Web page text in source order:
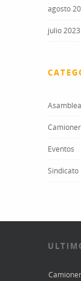
agosto
julio 2023
Eventos
Sindicato